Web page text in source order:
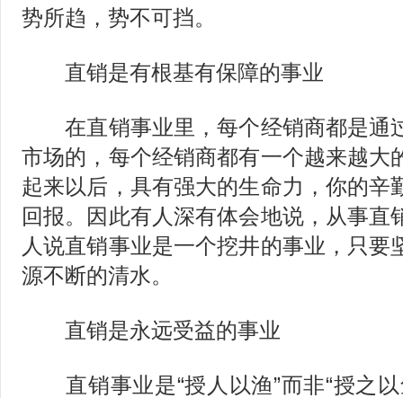
势所趋，势不可挡。
直销是有根基有保障的事业
在直销事业里，每个经销商都是通
市场的，每个经销商都有一个越来越大
起来以后，具有强大的生命力，你的辛
回报。因此有人深有体会地说，从事直
人说直销事业是一个挖井的事业，只
源不断的清水。
直销是永远受益的事业
直销事业是“授人以渔”而非“授之以